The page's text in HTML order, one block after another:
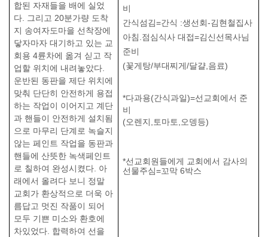
합된 자재들을 배에 실었
다. 그리고 20분가량 도착
지 송여자도마을 선착장에
닿자마자 대기하고 있는 교
회용 4륜차에 옮겨 싣고 작
업할 위치에 내려놓았다.
운반된 동판을 제단 위치에
맞춰 단단히 안전하게 용접
하는 작업이 이어지고 계단
과 핸들이 안전하게 설치됨
으로 마무리 단계로 녹슬지
않는 페인트 작업을 동판과
핸들에 산뜻한 녹색페인트
로 칠하여 완성시켰다. 아
래에서 올려다 보니 정말
교회가 환상적으로 더욱 아
름답고 멋진 작품이 되어
모두 기쁜 미소와 환호에
차있었다. 합력하여 선을
비
간식섬김=간식 :생선회-김현철집사
아침 점심식사 대접=김신선목사님
준비
(꽃게탕/부대찌게/달걀, 음료)
*다과용(간식과일)=선교회에서 준
비
(오렌지 토마토 오뎅등)
*선교회원들에게 교회에서 감사의
선물주심=꼬막 6박스